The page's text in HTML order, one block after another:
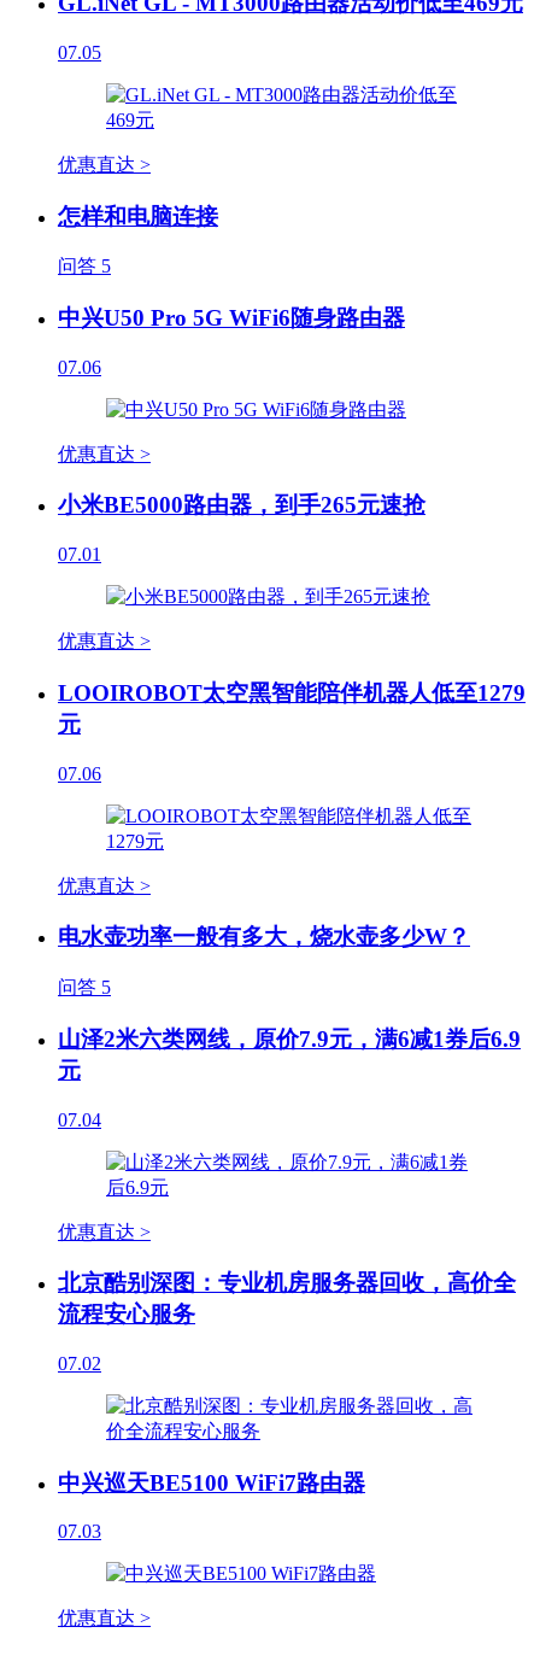
07.05
优惠直达 >
怎样和电脑连接
问答 5
中兴U50 Pro 5G WiFi6随身路由器
07.06
优惠直达 >
小米BE5000路由器，到手265元速抢
07.01
优惠直达 >
LOOIROBOT太空黑智能陪伴机器人低至1279
元
07.06
优惠直达 >
电水壶功率一般有多大，烧水壶多少W？
问答 5
山泽2米六类网线，原价7.9元，满6减1券后6.9
元
07.04
优惠直达 >
北京酷别深图：专业机房服务器回收，高价全
流程安心服务
07.02
中兴巡天BE5100 WiFi7路由器
07.03
优惠直达 >